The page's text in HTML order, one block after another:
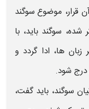
قرار، موضوع سوگند
شده، سوگند باید، با
زبان ها، ادا گردد و
درج شود.
سوگند، باید گفت،